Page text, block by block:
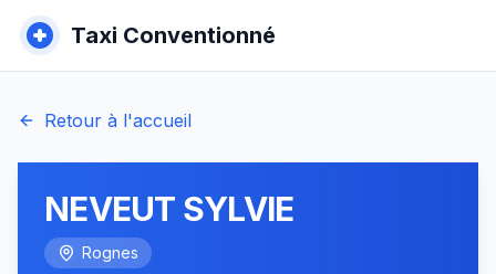
Taxi Conventionné
Retour à l'accueil
NEVEUT SYLVIE
Rognes